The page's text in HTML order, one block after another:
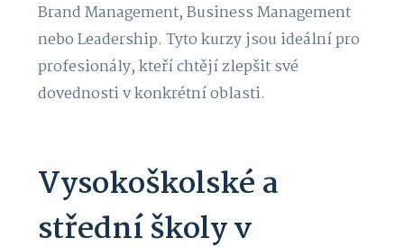
Brand Management, Business Management
nebo Leadership. Tyto kurzy jsou ideální pro
profesionály, kteří chtějí zlepšit své
dovednosti v konkrétní oblasti.
Vysokoškolské a
střední školy v